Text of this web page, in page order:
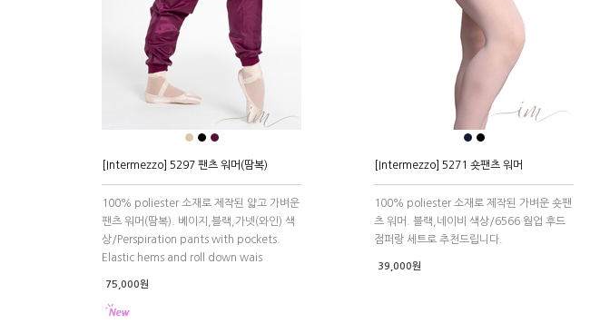
● ● ●
[Intermezzo] 5297 팬츠 워머(땀복)
100% poliester 소재로 제작된 얇고 가벼운
팬츠 워머(땀복). 베이지,블랙,가넷(와인) 색
상/Perspiration pants with pockets.
Elastic hems and roll down wais
75,000원
● ●
[Intermezzo] 5271 숏팬츠 워머
100% poliester 소재로 제작된 가벼운 숏팬
츠 워머. 블랙,네이비 색상/6566 웜업 후드
점퍼랑 세트로 추천드립니다.
39,000원